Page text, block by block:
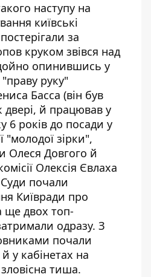
наступу на
київські
за
круком звівся над
опинившись у
руку"
Басса (він був
й працював у
6 років до посади у
зірки",
Олеся Довгого й
Олексія Євлаха
почали
Київради про
ще двох топ-
одразу. З
почали
у кабінетах на
тиша.